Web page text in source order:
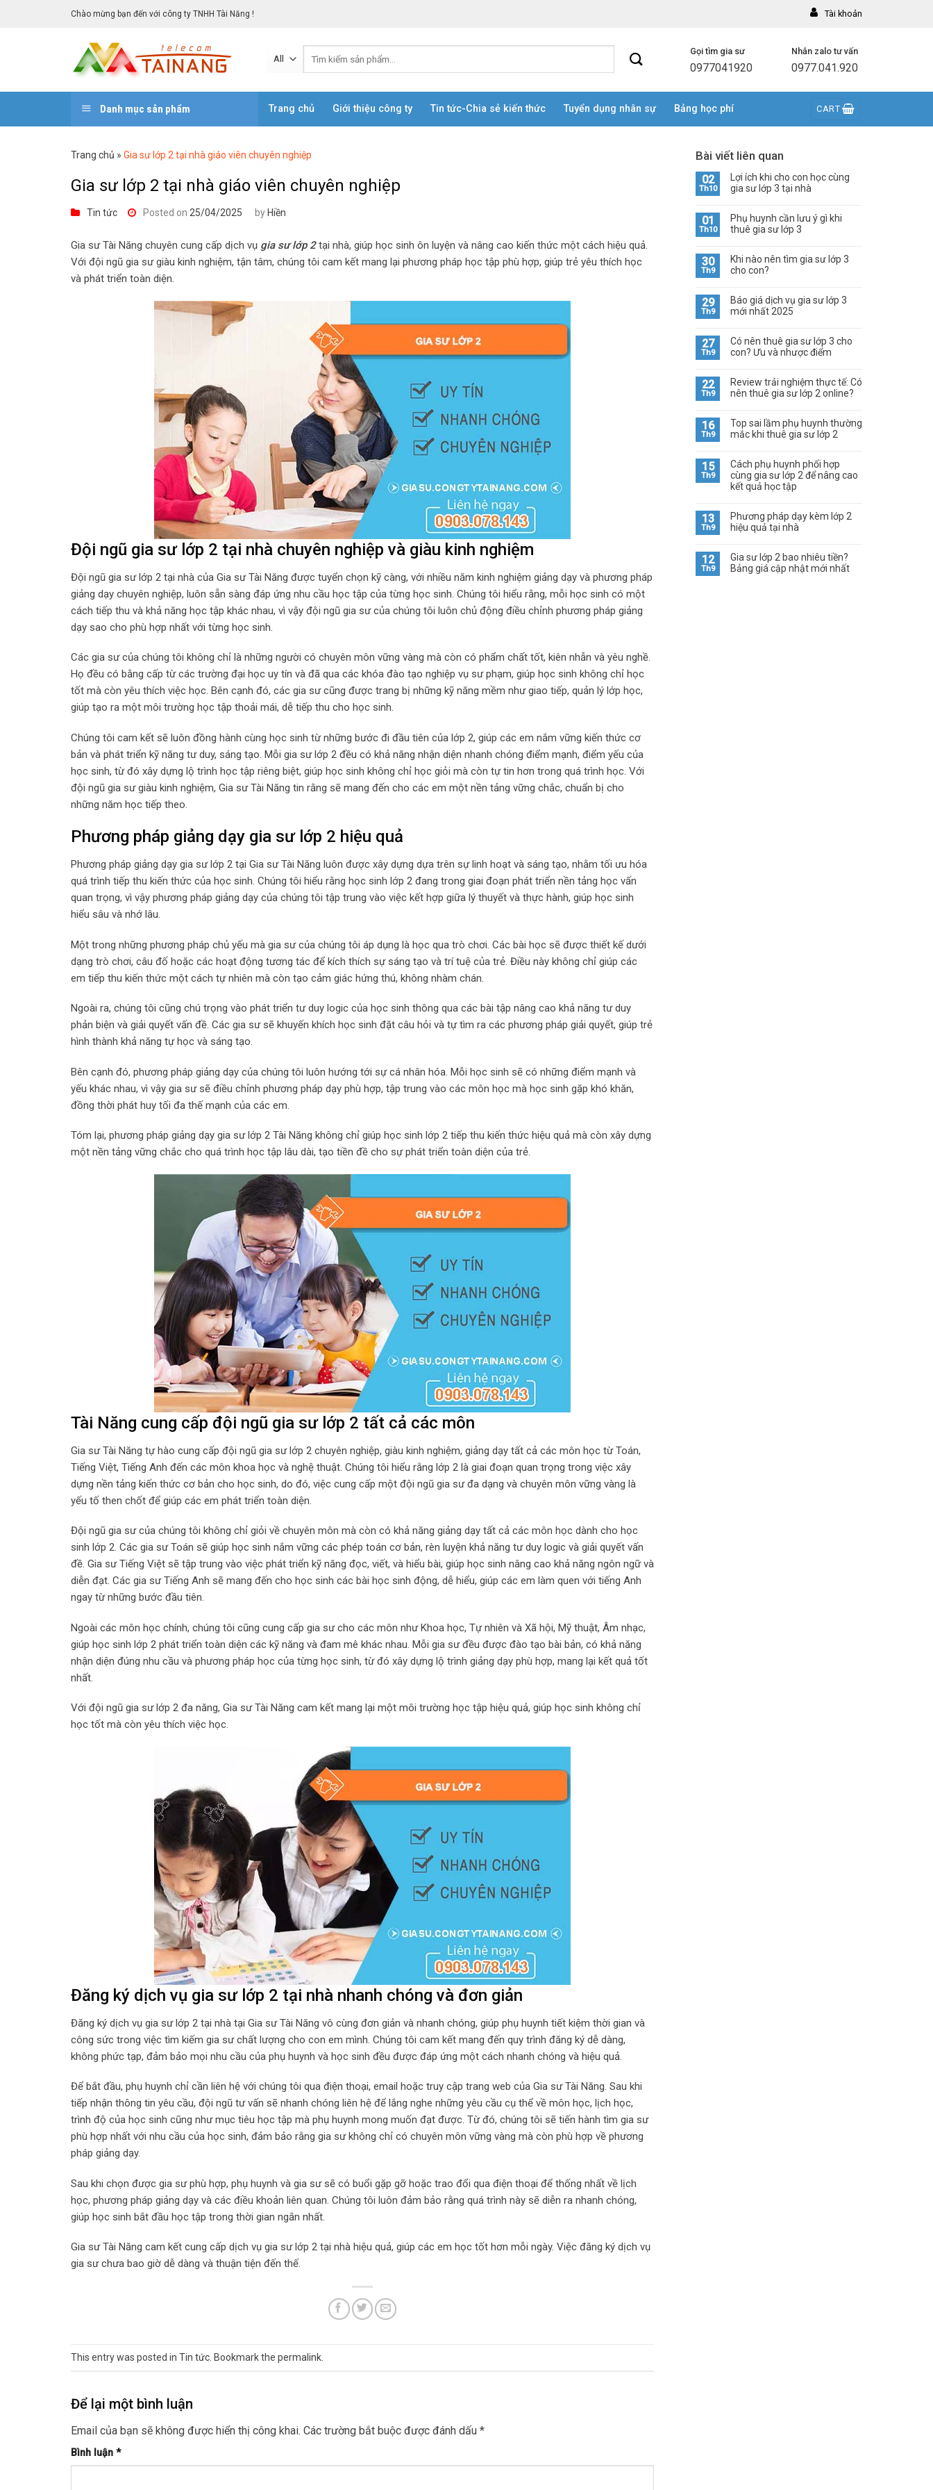
Chào mừng bạn đến với công ty TNHH Tài Năng ! Tài khoản
Gọi tìm gia sư
0977041920
Nhắn zalo tư vấn
0977.041.920
Danh mục sản phẩm Trang chủ Giới thiệu công ty Tin tức-Chia sẻ kiến thức Tuyển dụng nhân sự Bảng học phí CART
Trang chủ » Gia sư lớp 2 tại nhà giáo viên chuyên nghiệp
Gia sư lớp 2 tại nhà giáo viên chuyên nghiệp
Tin tức Posted on 25/04/2025 by Hiền
Gia sư Tài Năng chuyên cung cấp dịch vụ gia sư lớp 2tại nhà, giúp học sinh ôn luyện và nâng cao kiến thức một cách hiệu quả.
Với đội ngũ gia sư giàu kinh nghiệm, tận tâm, chúng tôi cam kết mang lại phương pháp học tập phù hợp, giúp trẻ yêu thích học
và phát triển toàn diện.
Đội ngũ gia sư lớp 2 tại nhà chuyên nghiệp và giàu kinh nghiệm
Đội ngũ gia sư lớp 2 tại nhà của Gia sư Tài Năng được tuyển chọn kỹ càng, với nhiều năm kinh nghiệm giảng dạy và phương pháp
giảng dạy chuyên nghiệp, luôn sẵn sàng đáp ứng nhu cầu học tập của từng học sinh. Chúng tôi hiểu rằng, mỗi học sinh có một
cách tiếp thu và khả năng học tập khác nhau, vì vậy đội ngũ gia sư của chúng tôi luôn chủ động điều chỉnh phương pháp giảng
dạy sao cho phù hợp nhất với từng học sinh.
Các gia sư của chúng tôi không chỉ là những người có chuyên môn vững vàng mà còn có phẩm chất tốt, kiên nhẫn và yêu nghề.
Họ đều có bằng cấp từ các trường đại học uy tín và đã qua các khóa đào tạo nghiệp vụ sư phạm, giúp học sinh không chỉ học
tốt mà còn yêu thích việc học. Bên cạnh đó, các gia sư cũng được trang bị những kỹ năng mềm như giao tiếp, quản lý lớp học,
giúp tạo ra một môi trường học tập thoải mái, dễ tiếp thu cho học sinh.
Chúng tôi cam kết sẽ luôn đồng hành cùng học sinh từ những bước đi đầu tiên của lớp 2, giúp các em nắm vững kiến thức cơ
bản và phát triển kỹ năng tư duy, sáng tạo. Mỗi gia sư lớp 2 đều có khả năng nhận diện nhanh chóng điểm mạnh, điểm yếu của
học sinh, từ đó xây dựng lộ trình học tập riêng biệt, giúp học sinh không chỉ học giỏi mà còn tự tin hơn trong quá trình học. Với
đội ngũ gia sư giàu kinh nghiệm, Gia sư Tài Năng tin rằng sẽ mang đến cho các em một nền tảng vững chắc, chuẩn bị cho
những năm học tiếp theo.
Phương pháp giảng dạy gia sư lớp 2 hiệu quả
Phương pháp giảng dạy gia sư lớp 2 tại Gia sư Tài Năng luôn được xây dựng dựa trên sự linh hoạt và sáng tạo, nhằm tối ưu hóa
quá trình tiếp thu kiến thức của học sinh. Chúng tôi hiểu rằng học sinh lớp 2 đang trong giai đoạn phát triển nền tảng học vấn
quan trọng, vì vậy phương pháp giảng dạy của chúng tôi tập trung vào việc kết hợp giữa lý thuyết và thực hành, giúp học sinh
hiểu sâu và nhớ lâu.
Một trong những phương pháp chủ yếu mà gia sư của chúng tôi áp dụng là học qua trò chơi. Các bài học sẽ được thiết kế dưới
dạng trò chơi, câu đố hoặc các hoạt động tương tác để kích thích sự sáng tạo và trí tuệ của trẻ. Điều này không chỉ giúp các
em tiếp thu kiến thức một cách tự nhiên mà còn tạo cảm giác hứng thú, không nhàm chán.
Ngoài ra, chúng tôi cũng chú trọng vào phát triển tư duy logic của học sinh thông qua các bài tập nâng cao khả năng tư duy
phản biện và giải quyết vấn đề. Các gia sư sẽ khuyến khích học sinh đặt câu hỏi và tự tìm ra các phương pháp giải quyết, giúp trẻ
hình thành khả năng tự học và sáng tạo.
Bên cạnh đó, phương pháp giảng dạy của chúng tôi luôn hướng tới sự cá nhân hóa. Mỗi học sinh sẽ có những điểm mạnh và
yếu khác nhau, vì vậy gia sư sẽ điều chỉnh phương pháp dạy phù hợp, tập trung vào các môn học mà học sinh gặp khó khăn,
đồng thời phát huy tối đa thế mạnh của các em.
Tóm lại, phương pháp giảng dạy gia sư lớp 2 Tài Năng không chỉ giúp học sinh lớp 2 tiếp thu kiến thức hiệu quả mà còn xây dựng
một nền tảng vững chắc cho quá trình học tập lâu dài, tạo tiền đề cho sự phát triển toàn diện của trẻ.
Tài Năng cung cấp đội ngũ gia sư lớp 2 tất cả các môn
Gia sư Tài Năng tự hào cung cấp đội ngũ gia sư lớp 2 chuyên nghiệp, giàu kinh nghiệm, giảng dạy tất cả các môn học từ Toán,
Tiếng Việt, Tiếng Anh đến các môn khoa học và nghệ thuật. Chúng tôi hiểu rằng lớp 2 là giai đoạn quan trọng trong việc xây
dựng nền tảng kiến thức cơ bản cho học sinh, do đó, việc cung cấp một đội ngũ gia sư đa dạng và chuyên môn vững vàng là
yếu tố then chốt để giúp các em phát triển toàn diện.
Đội ngũ gia sư của chúng tôi không chỉ giỏi về chuyên môn mà còn có khả năng giảng dạy tất cả các môn học dành cho học
sinh lớp 2. Các gia sư Toán sẽ giúp học sinh nắm vững các phép toán cơ bản, rèn luyện khả năng tư duy logic và giải quyết vấn
đề. Gia sư Tiếng Việt sẽ tập trung vào việc phát triển kỹ năng đọc, viết, và hiểu bài, giúp học sinh nâng cao khả năng ngôn ngữ và
diễn đạt. Các gia sư Tiếng Anh sẽ mang đến cho học sinh các bài học sinh động, dễ hiểu, giúp các em làm quen với tiếng Anh
ngay từ những bước đầu tiên.
Ngoài các môn học chính, chúng tôi cũng cung cấp gia sư cho các môn như Khoa học, Tự nhiên và Xã hội, Mỹ thuật, Âm nhạc,
giúp học sinh lớp 2 phát triển toàn diện các kỹ năng và đam mê khác nhau. Mỗi gia sư đều được đào tạo bài bản, có khả năng
nhận diện đúng nhu cầu và phương pháp học của từng học sinh, từ đó xây dựng lộ trình giảng dạy phù hợp, mang lại kết quả tốt
nhất.
Với đội ngũ gia sư lớp 2 đa năng, Gia sư Tài Năng cam kết mang lại một môi trường học tập hiệu quả, giúp học sinh không chỉ
học tốt mà còn yêu thích việc học.
Đăng ký dịch vụ gia sư lớp 2 tại nhà nhanh chóng và đơn giản
Đăng ký dịch vụ gia sư lớp 2 tại nhà tại Gia sư Tài Năng vô cùng đơn giản và nhanh chóng, giúp phụ huynh tiết kiệm thời gian và
công sức trong việc tìm kiếm gia sư chất lượng cho con em mình. Chúng tôi cam kết mang đến quy trình đăng ký dễ dàng,
không phức tạp, đảm bảo mọi nhu cầu của phụ huynh và học sinh đều được đáp ứng một cách nhanh chóng và hiệu quả.
Để bắt đầu, phụ huynh chỉ cần liên hệ với chúng tôi qua điện thoại, email hoặc truy cập trang web của Gia sư Tài Năng. Sau khi
tiếp nhận thông tin yêu cầu, đội ngũ tư vấn sẽ nhanh chóng liên hệ để lắng nghe những yêu cầu cụ thể về môn học, lịch học,
trình độ của học sinh cũng như mục tiêu học tập mà phụ huynh mong muốn đạt được. Từ đó, chúng tôi sẽ tiến hành tìm gia sư
phù hợp nhất với nhu cầu của học sinh, đảm bảo rằng gia sư không chỉ có chuyên môn vững vàng mà còn phù hợp về phương
pháp giảng dạy.
Sau khi chọn được gia sư phù hợp, phụ huynh và gia sư sẽ có buổi gặp gỡ hoặc trao đổi qua điện thoại để thống nhất về lịch
học, phương pháp giảng dạy và các điều khoản liên quan. Chúng tôi luôn đảm bảo rằng quá trình này sẽ diễn ra nhanh chóng,
giúp học sinh bắt đầu học tập trong thời gian ngắn nhất.
Gia sư Tài Năng cam kết cung cấp dịch vụ gia sư lớp 2 tại nhà hiệu quả, giúp các em học tốt hơn mỗi ngày. Việc đăng ký dịch vụ
gia sư chưa bao giờ dễ dàng và thuận tiện đến thế.
This entry was posted in Tin tức . Bookmark the permalink
Để lại một bình luận
Email của bạn sẽ không được hiển thị công khai. Các trường bắt buộc được đánh dấu *
Bình luận *
Bài viết liên quan
02
Th10
Lợi ích khi cho con học cùng
gia sư lớp 3 tại nhà
01
Th10
Phụ huynh cần lưu ý gì khi
thuê gia sư lớp 3
30
Th9
Khi nào nên tìm gia sư lớp 3
cho con?
29
Th9
Báo giá dịch vụ gia sư lớp 3
mới nhất 2025
27
Th9
Có nên thuê gia sư lớp 3 cho
con? Ưu và nhược điểm
22
Th9
Review trải nghiệm thực tế: Có
nên thuê gia sư lớp 2 online?
16
Th9
Top sai lầm phụ huynh thường
mắc khi thuê gia sư lớp 2
15
Th9
Cách phụ huynh phối hợp
cùng gia sư lớp 2 để nâng cao
kết quả học tập
13
Th9
Phương pháp dạy kèm lớp 2
hiệu quả tại nhà
12
Th9
Gia sư lớp 2 bao nhiêu tiền?
Bảng giá cập nhật mới nhất